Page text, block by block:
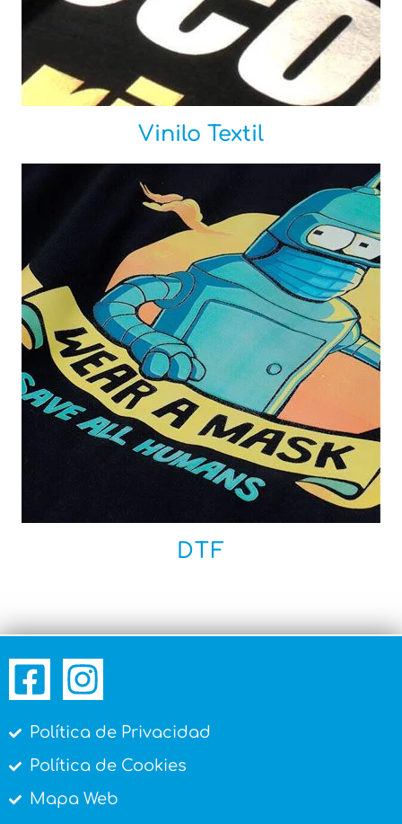
Vinilo Textil
DTF
Política de Privacidad
Política de Cookies
Mapa Web